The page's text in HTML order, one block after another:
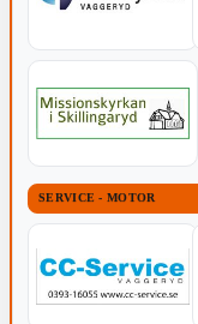
SERVICE - MOTOR